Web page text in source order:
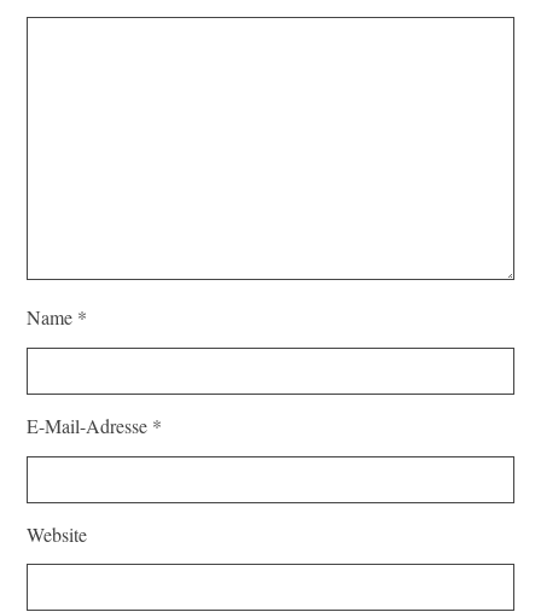
Name *
E-Mail-Adresse *
Website